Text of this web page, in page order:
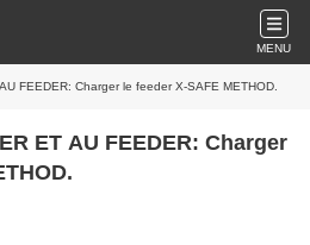
MENU
FEEDER: Charger le feeder X-SAFE METHOD.
ET AU FEEDER: Charger